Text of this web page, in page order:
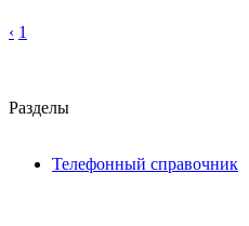
‹ 1
Разделы
Телефонный справочник